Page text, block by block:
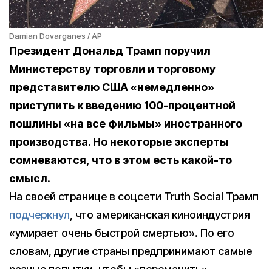
Damian Dovarganes / AP
Президент Дональд Трамп поручил
Министерству торговли и торговому
представителю США «немедленно»
приступить к введению 100-процентной
пошлины «на все фильмы» иностранного
производства. Но некоторые эксперты
сомневаются, что в этом есть какой-то
смысл.
На своей странице в соцсети Truth Social Трамп
подчеркнул, что американская киноиндустрия
«умирает очень быстрой смертью». По его
словам, другие страны предпринимают самые